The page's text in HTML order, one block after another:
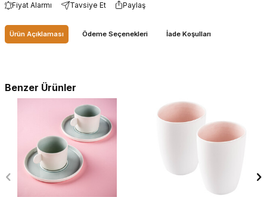
Fiyat Alarmı Tavsiye Et Paylaş
Ürün Açıklaması Ödeme Seçenekleri İade Koşulları
Benzer Ürünler